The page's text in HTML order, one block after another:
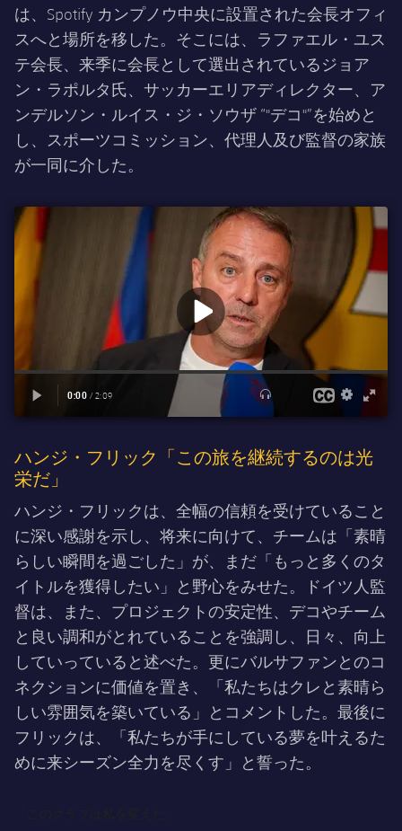
は、Spotify カンプノウ中央に設置された会長オフィ
スへと場所を移した。そこには、ラファエル・ユス
テ会長、来季に会長として選出されているジョア
ン・ラポルタ氏、サッカーエリアディレクター、ア
ンデルソン・ルイス・ジ・ソウザ “"デコ"”を始めと
し、スポーツコミッション、代理人及び監督の家族
が一同に介した。
ハンジ・フリック「この旅を継続するのは光
栄だ」
ハンジ・フリックは、全幅の信頼を受けていること
に深い感謝を示し、将来に向けて、チームは「素晴
らしい瞬間を過ごした」が、まだ「もっと多くのタ
イトルを獲得したい」と野心をみせた。ドイツ人監
督は、また、プロジェクトの安定性、デコやチーム
と良い調和がとれていることを強調し、日々、向上
していっていると述べた。更にバルサファンとのコ
ネクションに価値を置き、「私たちはクレと素晴ら
しい雰囲気を築いている」とコメントした。最後に
フリックは、「私たちが手にしている夢を叶えるた
めに来シーズン全力を尽くす」と誓った。